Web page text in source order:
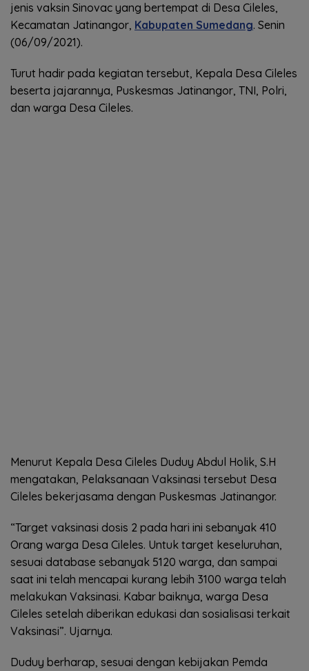
jenis vaksin Sinovac yang bertempat di Desa Cileles,
Kecamatan Jatinangor, Kabupaten Sumedang. Senin
(06/09/2021).
Turut hadir pada kegiatan tersebut, Kepala Desa Cileles
beserta jajarannya, Puskesmas Jatinangor, TNI, Polri,
dan warga Desa Cileles.
Menurut Kepala Desa Cileles Duduy Abdul Holik, S.H
mengatakan, Pelaksanaan Vaksinasi tersebut Desa
Cileles bekerjasama dengan Puskesmas Jatinangor.
“Target vaksinasi dosis 2 pada hari ini sebanyak 410
Orang warga Desa Cileles. Untuk target keseluruhan,
sesuai database sebanyak 5120 warga, dan sampai
saat ini telah mencapai kurang lebih 3100 warga telah
melakukan Vaksinasi. Kabar baiknya, warga Desa
Cileles setelah diberikan edukasi dan sosialisasi terkait
Vaksinasi”. Ujarnya.
Duduy berharap, sesuai dengan kebijakan Pemda